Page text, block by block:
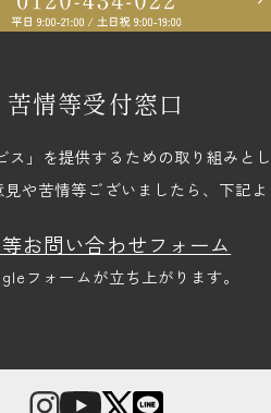
苦情等受付窓口
」を提供するための取り組みと
や苦情等ございましたら、下記よ
お問い合わせフォーム
フォームが立ち上がります。